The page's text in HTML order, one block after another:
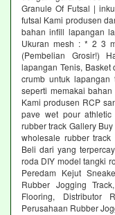
Granule Of Futsal |
futsal Kami produsen
bahan infill lapangan
Ukuran mesh : * 2 3
(Pembelian Grosir!)
lapangan Tenis,
crumb untuk
seperti memakai
Kami produsen RCP
pave wet pour athletic
rubber track Gallery
wholesale rubber
Beli dari yang
roda DIY model tangki
Peredam Kejut
Rubber Jogging
Flooring, Distributor
Perusahaan Rubber